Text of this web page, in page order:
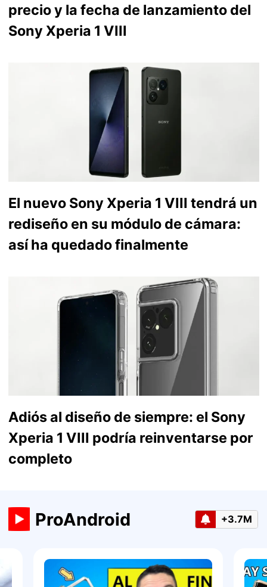
precio y la fecha de lanzamiento del
Sony Xperia 1 VIII
El nuevo Sony Xperia 1 VIII tendrá un
rediseño en su módulo de cámara:
así ha quedado finalmente
Adiós al diseño de siempre: el Sony
Xperia 1 VIII podría reinventarse por
completo
ProAndroid +3.7M